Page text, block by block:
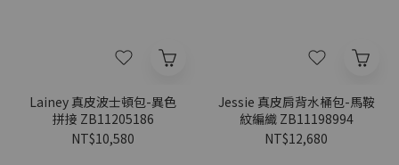
Lainey 真皮波士頓包-異色
拼接 ZB11205186
NT$10,580
Jessie 真皮肩背水桶包-馬鞍
紋編織 ZB11198994
NT$12,680